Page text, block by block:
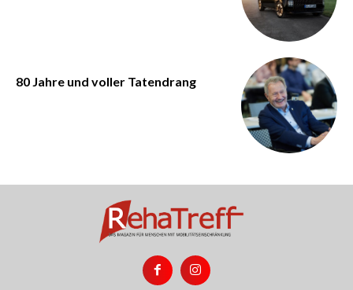
80 Jahre und voller Tatendrang